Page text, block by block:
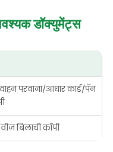
डॉक्युमेंट्स
परवाना/आधार कार्ड/पॅन
बिलाची कॉपी